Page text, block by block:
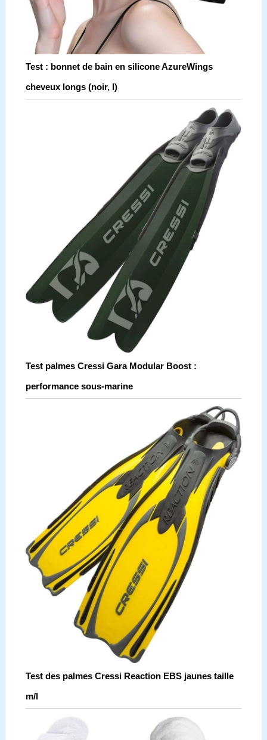
Test : bonnet de bain en silicone AzureWings
cheveux longs (noir, l)
Test palmes Cressi Gara Modular Boost :
performance sous-marine
Test des palmes Cressi Reaction EBS jaunes taille
m/l